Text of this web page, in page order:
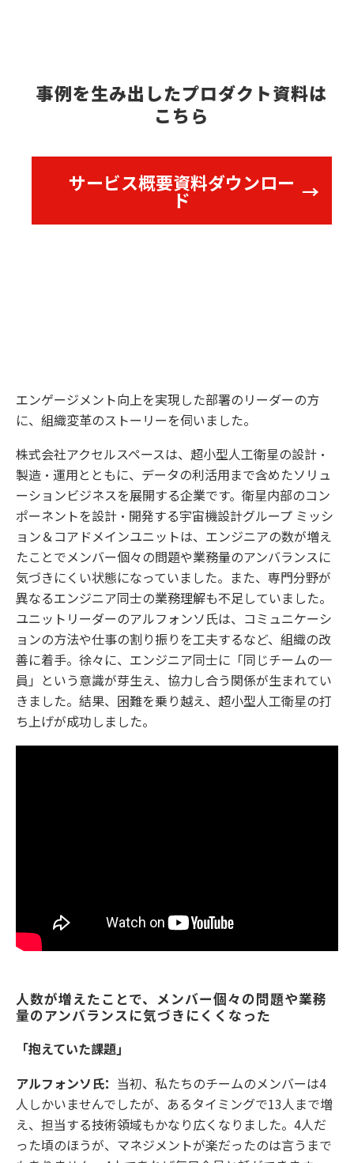
事例を生み出したプロダクト資料は
こちら
サービス概要資料ダウンロー
ド
エンゲージメント向上を実現した部署のリーダーの方
に、組織変革のストーリーを伺いました。
株式会社アクセルスペースは、超小型人工衛星の設計・
製造・運用とともに、データの利活用まで含めたソリュ
ーションビジネスを展開する企業です。衛星内部のコン
ポーネントを設計・開発する宇宙機設計グループ ミッシ
ョン＆コアドメインユニットは、エンジニアの数が増え
たことでメンバー個々の問題や業務量のアンバランスに
気づきにくい状態になっていました。また、専門分野が
異なるエンジニア同士の業務理解も不足していました。
ユニットリーダーのアルフォンソ氏は、コミュニケーシ
ョンの方法や仕事の割り振りを工夫するなど、組織の改
善に着手。徐々に、エンジニア同士に「同じチームの一
員」という意識が芽生え、協力し合う関係が生まれてい
きました。結果、困難を乗り越え、超小型人工衛星の打
ち上げが成功しました。
人数が増えたことで、メンバー個々の問題や業務
量のアンバランスに気づきにくくなった
「抱えていた課題」
アルフォンソ氏： 当初、私たちのチームのメンバーは4
人しかいませんでしたが、あるタイミングで13人まで増
え、担当する技術領域もかなり広くなりました。4人だ
った頃のほうが、マネジメントが楽だったのは言うまで